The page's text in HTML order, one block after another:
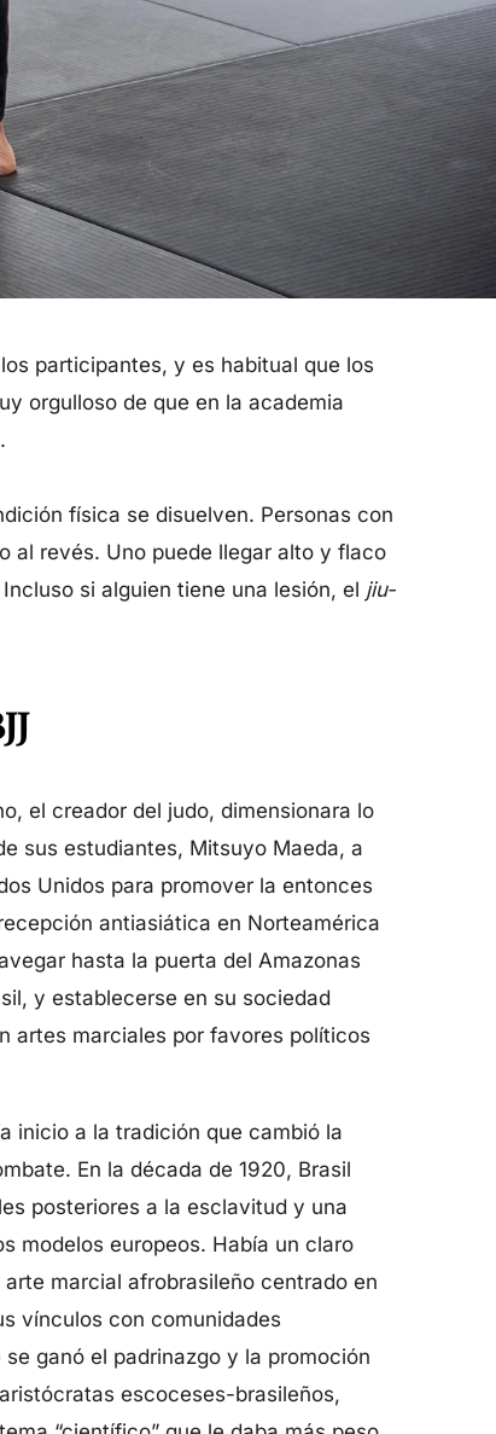
participantes, y es habitual que los
orgulloso de que en la academia
física se disuelven. Personas con
al revés. Uno puede llegar alto y flaco
si alguien tiene una lesión, el jiu-
el creador del judo, dimensionara lo
sus estudiantes, Mitsuyo Maeda, a
Unidos para promover la entonces
antiasiática en Norteamérica
hasta la puerta del Amazonas
y establecerse en su sociedad
artes marciales por favores políticos
inicio a la tradición que cambió la
En la década de 1920, Brasil
posteriores a la esclavitud y una
modelos europeos. Había un claro
marcial afrobrasileño centrado en
vínculos con comunidades
se ganó el padrinazgo y la promoción
escoceses-brasileños,